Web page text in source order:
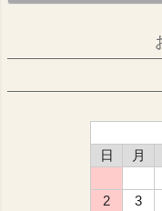
日
月
2
3